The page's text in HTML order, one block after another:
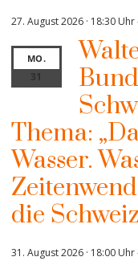
27. August 2026 · 18:30 Uhr
MO.
31
Thema:
Wasser.
die
31. August 2026 · 18:00 Uhr